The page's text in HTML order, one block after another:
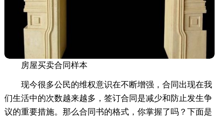
房屋买卖合同样本
现今很多公民的维权意识在不断增强，合同出现在我
们生活中的次数越来越多，签订合同是减少和防止发生争
议的重要措施。那么合同书的格式，你掌握了吗？下面是